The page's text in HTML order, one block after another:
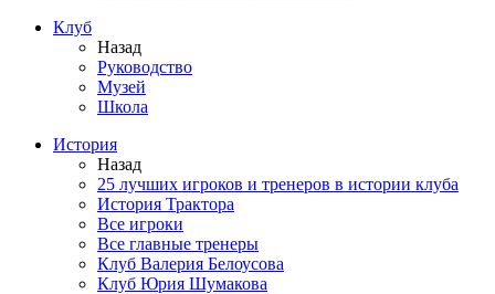
Клуб
Назад
Руководство
Музей
Школа
История
Назад
25 лучших игроков и тренеров в истории клуба
История Трактора
Все игроки
Все главные тренеры
Клуб Валерия Белоусова
Клуб Юрия Шумакова